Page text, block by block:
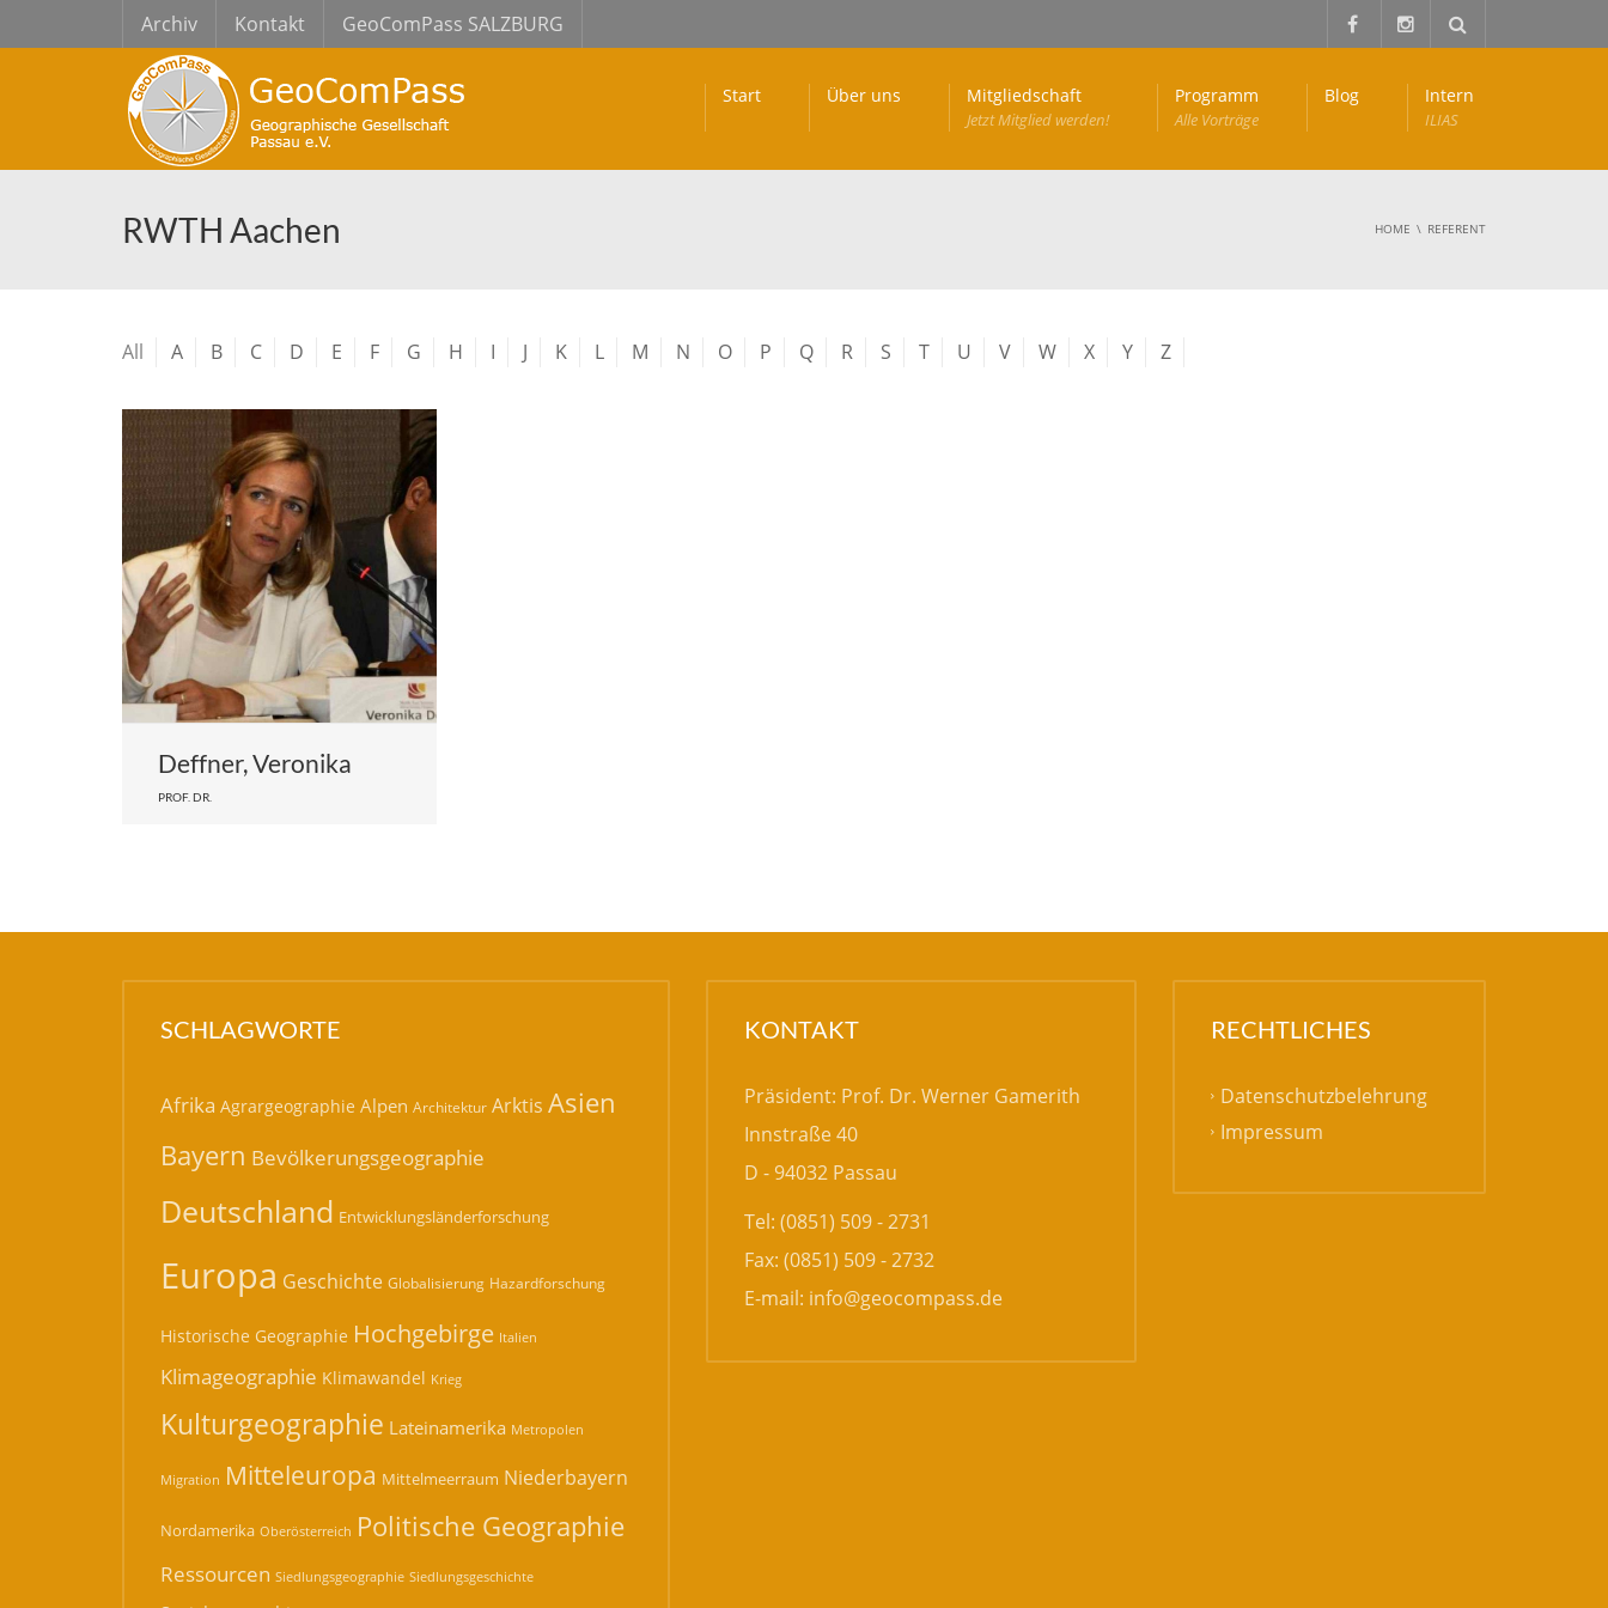
Archiv Kontakt GeoComPass SALZBURG
Start Über uns Mitgliedschaft
Jetzt Mitglied werden!
Programm
Alle Vorträge
Blog Intern
ILIAS
RWTH Aachen HOME REFERENT
All A B C D E F G H I J K L M N O P Q R S T U V W X Y Z
Deffner, Veronika
PROF. DR.
SCHLAGWORTE
Afrika Agrargeographie Alpen Architektur Arktis Asien
Bayern Bevölkerungsgeographie
Deutschland Entwicklungsländerforschung
Europa Geschichte Globalisierung Hazardforschung
Historische Geographie Hochgebirge Italien
Klimageographie Klimawandel Krieg
Kulturgeographie Lateinamerika Metropolen
Migration Mitteleuropa Mittelmeerraum Niederbayern
Nordamerika Oberösterreich Politische Geographie
Ressourcen Siedlungsgeographie Siedlungsgeschichte
KONTAKT
Präsident: Prof. Dr. Werner Gamerith
Innstraße 40
D - 94032 Passau
Tel: (0851) 509 - 2731
Fax: (0851) 509 - 2732
E-mail: info@geocompass.de
RECHTLICHES
Datenschutzbelehrung
Impressum